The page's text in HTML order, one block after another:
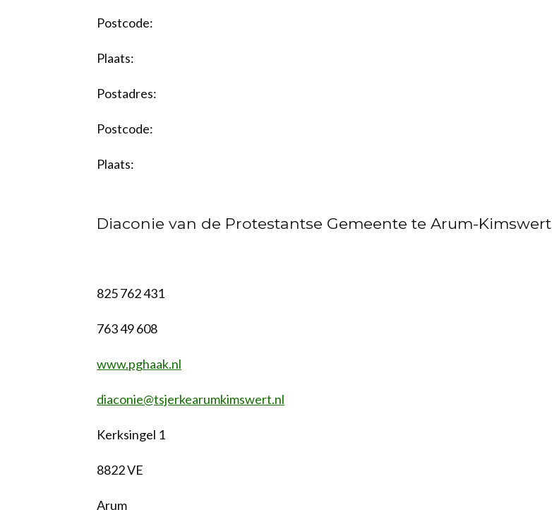
Postcode:
Plaats:
Postadres:
Postcode:
Plaats:
Diaconie van de Protestantse Gemeente te Arum-Kimswert
825 762 431
763 49 608
www.pghaak.nl
diaconie@tsjerkearumkimswert.nl
Kerksingel 1
8822 VE
Arum